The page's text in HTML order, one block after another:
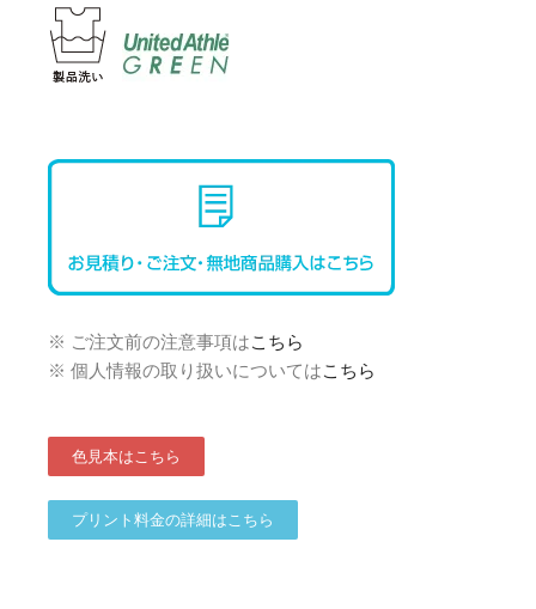
※ ご注文前の注意事項はこちら
※ 個人情報の取り扱いについてはこちら
色見本はこちら
プリント料金の詳細はこちら